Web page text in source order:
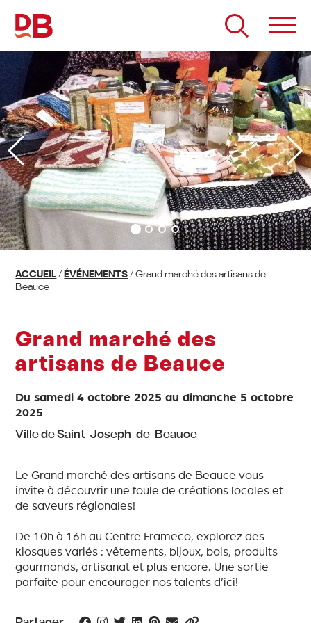
contenu
ACCUEIL / ÉVÉNEMENTS /Grand marché des artisans de
Beauce
Grand marché des
artisans de Beauce
Du samedi 4 octobre 2025au dimanche 5 octobre
2025
Ville de Saint-Joseph-de-Beauce
Le Grand marché des artisans de Beauce vous
invite à découvrir une foule de créations locales et
de saveurs régionales!
De 10h à 16h au Centre Frameco, explorez des
kiosques variés : vêtements, bijoux, bois, produits
gourmands, artisanat et plus encore. Une sortie
parfaite pour encourager nos talents d’ici!